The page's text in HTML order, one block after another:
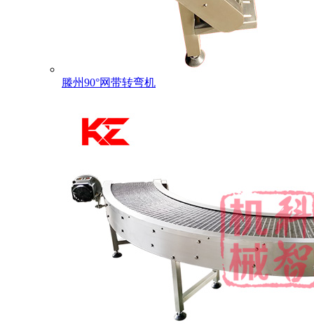
滕州90°网带转弯机